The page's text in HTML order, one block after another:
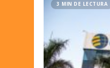
3 MIN DE LECTURA